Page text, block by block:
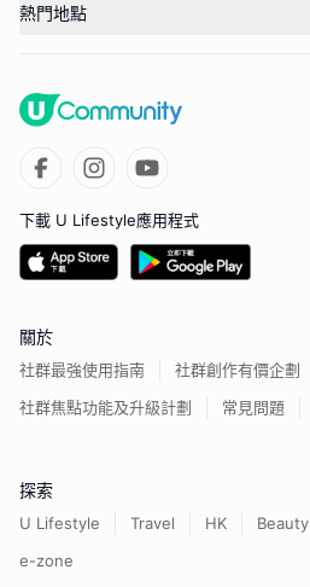
熱門地點
下載 U Lifestyle應用程式
關於
社群最強使用指南
社群創作有價企劃
社群焦點功能及升級計劃
常見問題
探索
U Lifestyle Travel HK Beauty
e-zone